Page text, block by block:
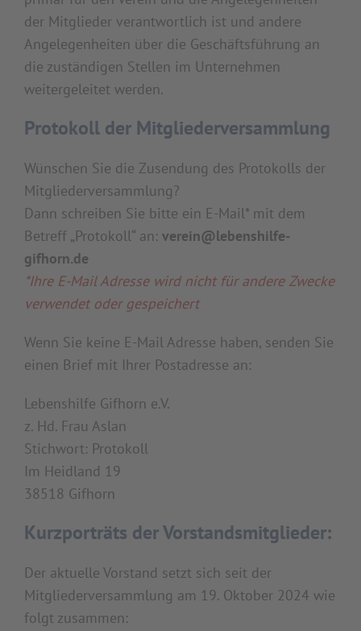
der Mitglieder verantwortlich ist und andere
Angelegenheiten über die Geschäftsführung an
die zuständigen Stellen im Unternehmen
weitergeleitet werden.
Protokoll der Mitgliederversammlung
Wünschen Sie die Zusendung des Protokolls der
Mitgliederversammlung?
Dann schreiben Sie bitte ein E-Mail* mit dem
Betreff „Protokoll“ an: verein@lebenshilfe-
gifhorn.de
*Ihre E-Mail Adresse wird nicht für andere Zwecke
verwendet oder gespeichert
Wenn Sie keine E-Mail Adresse haben, senden Sie
einen Brief mit Ihrer Postadresse an:
Lebenshilfe Gifhorn e.V.
z. Hd. Frau Aslan
Stichwort: Protokoll
Im Heidland 19
38518 Gifhorn
Kurzporträts der Vorstandsmitglieder:
Der aktuelle Vorstand setzt sich seit der
Mitgliederversammlung am 19. Oktober 2024 wie
folgt zusammen: